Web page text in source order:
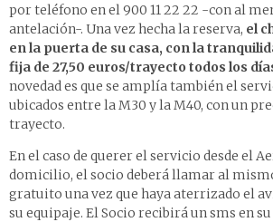
por teléfono en el 900 11 22 22 -con al
antelación-. Una vez hecha la reserva, el
en la puerta de su casa, con la
fija de 27,50 euros/trayecto todos los
novedad es que se amplía también el
ubicados entre la M30 y la M40, con un
trayecto.
En el caso de querer el servicio desde el
domicilio, el socio deberá llamar al
gratuito una vez que haya aterrizado el
su equipaje. El Socio recibirá un sms en